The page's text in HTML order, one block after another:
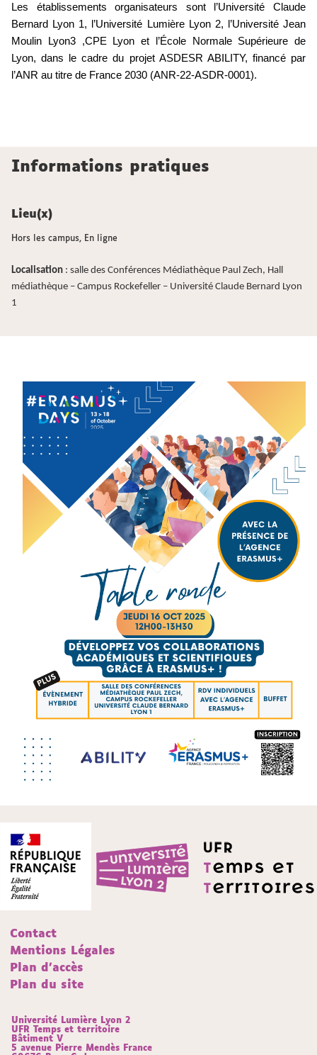
Les établissements organisateurs sont l’Université Claude
Bernard Lyon 1, l’Université Lumière Lyon 2, l’Université Jean
Moulin Lyon3 ,CPE Lyon et l’École Normale Supérieure de
Lyon, dans le cadre du projet ASDESR ABILITY, financé par
l’ANR au titre de France 2030 (ANR-22-ASDR-0001).
Informations pratiques
Lieu(x)
Hors les campus, En ligne
Localisation : salle des Conférences Médiathèque Paul Zech, Hall
médiathèque – Campus Rockefeller – Université Claude Bernard Lyon
1
Contact
Mentions Légales
Plan d'accès
Plan du site
Université Lumière Lyon 2
UFR Temps et territoire
Bâtiment V
5 avenue Pierre Mendès France